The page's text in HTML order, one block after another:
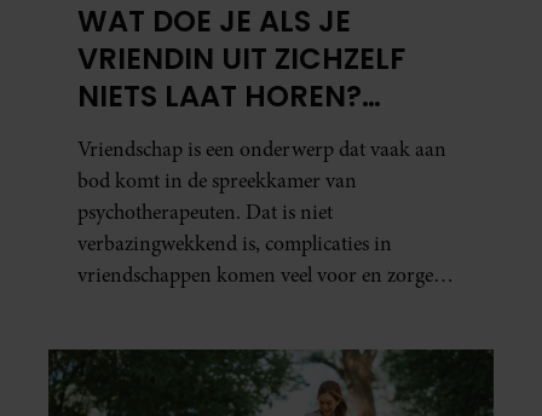
WAT DOE JE ALS JE
VRIENDIN UIT ZICHZELF
NIETS LAAT HOREN?
PSYCHOTHERAPEUT
MARTINE GEEFT ADVIES.
Vriendschap is een onderwerp dat vaak aan
bod komt in de spreekkamer van
psychotherapeuten. Dat is niet
verbazingwekkend is, complicaties in
vriendschappen komen veel voor en zorgen